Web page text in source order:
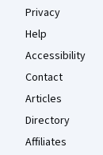
Privacy
Help
Accessibility
Contact
Articles
Directory
Affiliates